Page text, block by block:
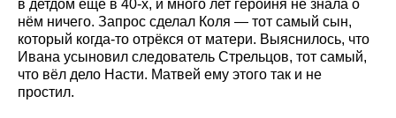
в детдом ещё в 40-х, и много лет героиня не знала о
нём ничего. Запрос сделал Коля — тот самый сын,
который когда-то отрёкся от матери. Выяснилось, что
Ивана усыновил следователь Стрельцов, тот самый,
что вёл дело Насти. Матвей ему этого так и не
простил.